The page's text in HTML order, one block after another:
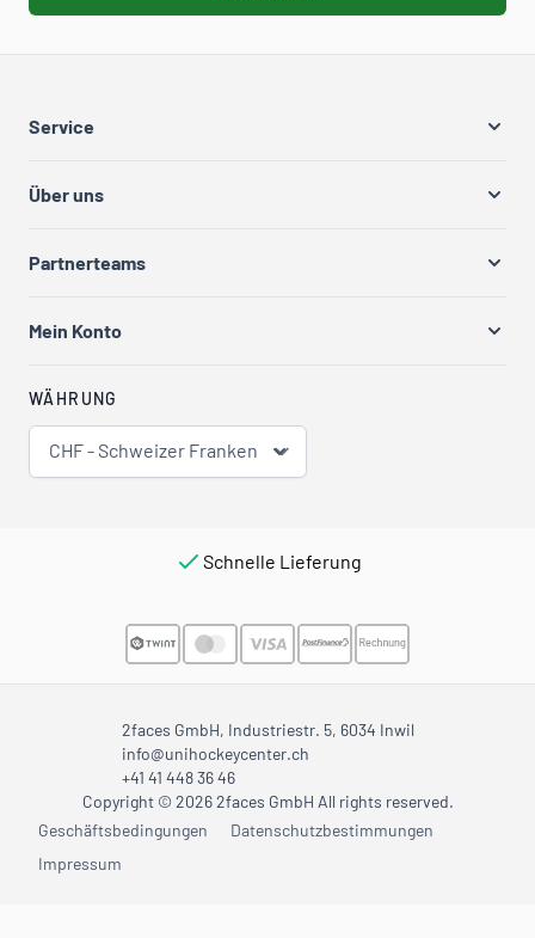
Service
Über uns
Partnerteams
Mein Konto
WÄHRUNG
CHF - Schweizer Franken
Schnelle Lieferung
2faces GmbH, Industriestr. 5, 6034 Inwil
info@unihockeycenter.ch
+41 41 448 36 46
Copyright © 2026 2faces GmbH All rights reserved.
Geschäftsbedingungen
Datenschutzbestimmungen
Impressum